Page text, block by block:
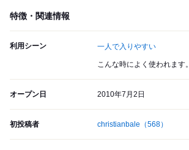
特徴・関連情報
利用シーン 一人で入りやすい
こんな時によく使われます。
オープン日 2010年7月2日
初投稿者 christianbale （568）